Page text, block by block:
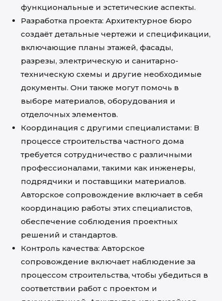
функциональные и эстетические аспекты.
Разработка проекта: Архитектурное бюро
создаёт детальные чертежи и спецификации,
включающие планы этажей, фасады,
разрезы, электрическую и санитарно-
техническую схемы и другие необходимые
документы. Они также могут помочь в
выборе материалов, оборудования и
отделочных элементов.
Координация с другими специалистами: В
процессе строительства частного дома
требуется сотрудничество с различными
профессионалами, такими как инженеры,
подрядчики и поставщики материалов.
Авторское сопровождение включает в себя
координацию работы этих специалистов,
обеспечение соблюдения проектных
решений и стандартов.
Контроль качества: Авторское
сопровождение включает наблюдение за
процессом строительства, чтобы убедиться в
соответствии работ с проектом и